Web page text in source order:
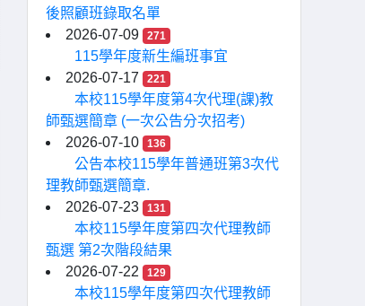
後照顧班錄取名單
2026-07-09
271
115學年度新生編班事宜
2026-07-17
221
本校115學年度第4次代理(課)教
師甄選簡章 (一次公告分次招考)
2026-07-10
136
公告本校115學年普通班第3次代
理教師甄選簡章.
2026-07-23
131
本校115學年度第四次代理教師
甄選 第2次階段結果
2026-07-22
129
本校115學年度第四次代理教師